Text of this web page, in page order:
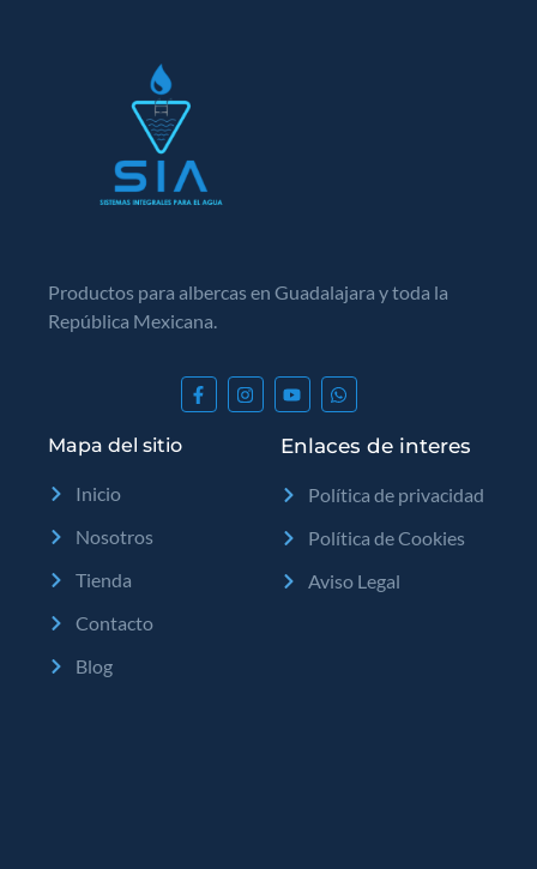
Productos para albercas en Guadalajara y toda la
República Mexicana.
Mapa del sitio
Inicio
Nosotros
Tienda
Contacto
Blog
Enlaces de interes
Política de privacidad
Política de Cookies
Aviso Legal